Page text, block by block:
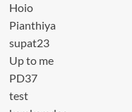
Hoio
Pianthiya
supat23
Up to me
PD37
test